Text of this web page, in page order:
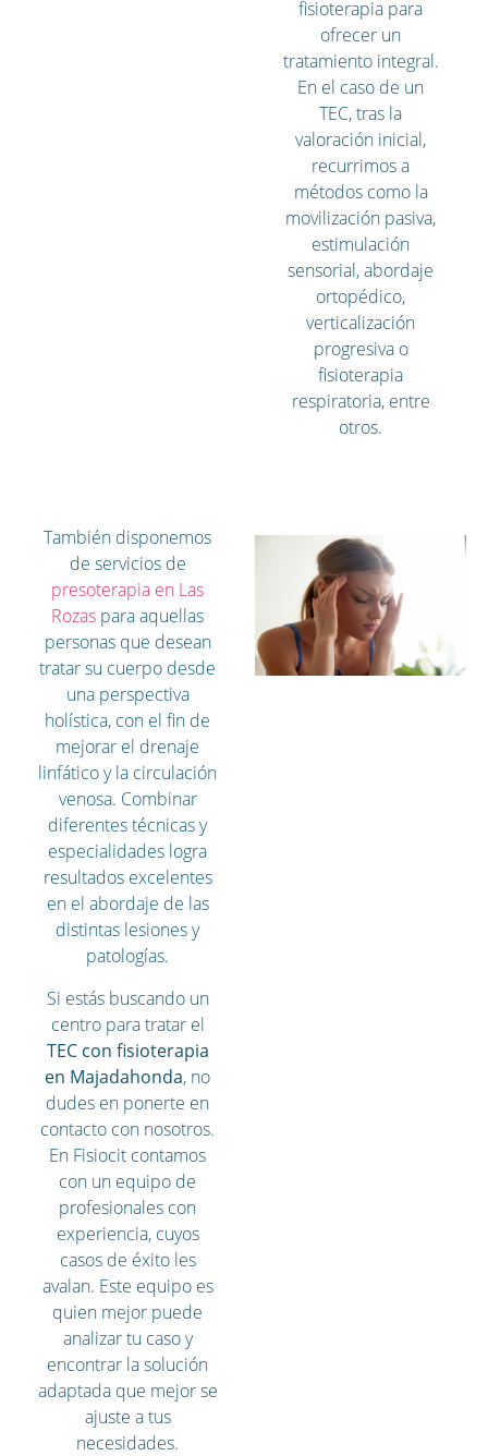
fisioterapia para
ofrecer un
tratamiento integral.
En el caso de un
TEC, tras la
valoración inicial,
recurrimos a
métodos como la
movilización pasiva,
estimulación
sensorial, abordaje
ortopédico,
verticalización
progresiva o
fisioterapia
respiratoria, entre
otros.
También disponemos
de servicios de
presoterapia en Las
Rozas para aquellas
personas que desean
tratar su cuerpo desde
una perspectiva
holística, con el fin de
mejorar el drenaje
linfático y la circulación
venosa. Combinar
diferentes técnicas y
especialidades logra
resultados excelentes
en el abordaje de las
distintas lesiones y
patologías.
Si estás buscando un
centro para tratar el
TEC con fisioterapia
en Majadahonda, no
dudes en ponerte en
contacto con nosotros.
En Fisiocit contamos
con un equipo de
profesionales con
experiencia, cuyos
casos de éxito les
avalan. Este equipo es
quien mejor puede
analizar tu caso y
encontrar la solución
adaptada que mejor se
ajuste a tus
necesidades.